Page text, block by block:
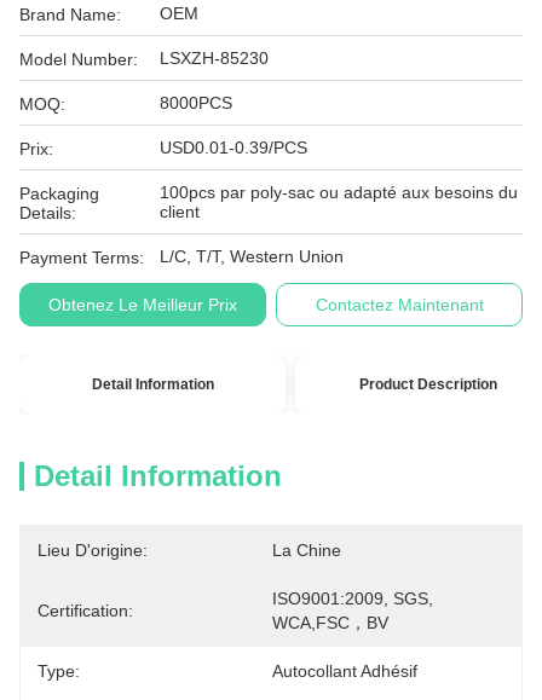
Brand Name: OEM
Model Number: LSXZH-85230
MOQ: 8000PCS
Prix: USD0.01-0.39/PCS
Packaging
Details:
100pcs par poly-sac ou adapté aux besoins du
client
Payment Terms: L/C, T/T, Western Union
Obtenez Le Meilleur Prix Contactez Maintenant
Detail Information Product Description
Detail Information
Lieu D'origine: La Chine
Certification:
ISO9001:2009, SGS,
WCA,FSC，BV
Type: Autocollant Adhésif